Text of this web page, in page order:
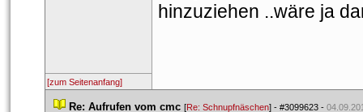
hinzuziehen ..wäre ja
[zum Seitenanfang]
Re: Aufrufen vom cmc [Re: Schnupfnäschen] - #3099623 -